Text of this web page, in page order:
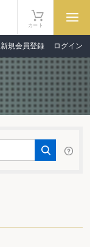
カート
新規会員登録 ログイン